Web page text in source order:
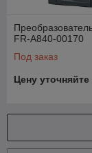
FR-A840-00170
Под заказ
Цену уточняйте